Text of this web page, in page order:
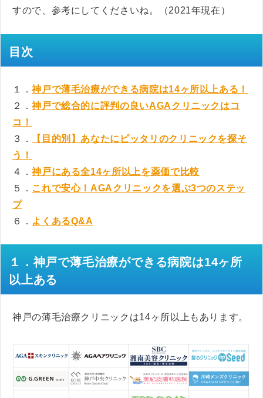
すので、参考にしてくださいね。（2021年現在）
目次
１．神戸で薄毛治療ができる病院は14ヶ所以上ある！
２．神戸で総合的に評判の良いAGAクリニックはコ
コ！
３．
【目的別】あなたにピッタリのクリニックを探そ
う！
４．神戸にある全14ヶ所以上を薬価で比較
５． これで安心！AGAクリニックを選ぶ3つのステッ
プ
６． よくあるQ&A
１．神戸で薄毛治療ができる病院は14ヶ所
以上ある
神戸の薄毛治療クリニックは14ヶ所以上もあります。